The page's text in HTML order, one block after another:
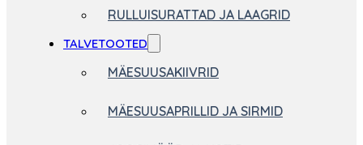
RULLUISURATTAD JA LAAGRID
TALVETOOTED
MÄESUUSAKIIVRID
MÄESUUSAPRILLID JA SIRMID